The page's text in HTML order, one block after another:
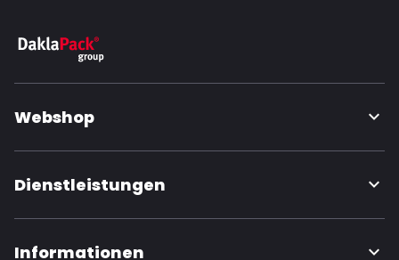
Webshop
Dienstleistungen
Informationen